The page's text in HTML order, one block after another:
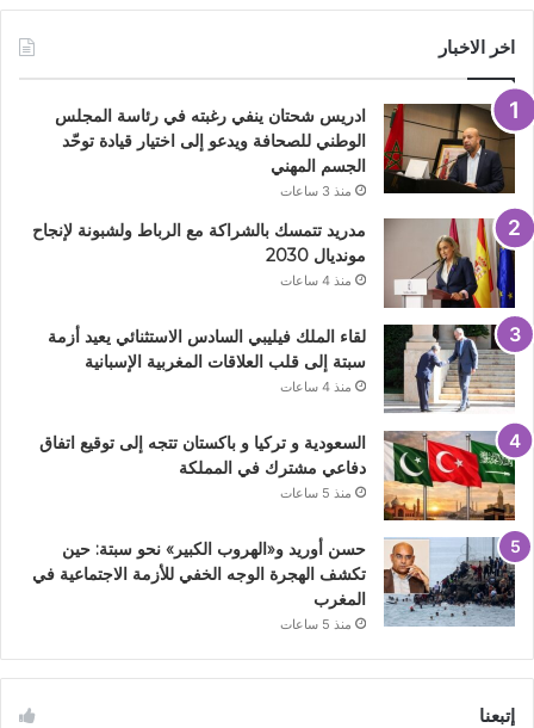
اخر الاخبار
ادريس شحتان ينفي رغبته في رئاسة المجلس
الوطني للصحافة ويدعو إلى اختيار قيادة توحّد
الجسم المهني
منذ 3 ساعات
مدريد تتمسك بالشراكة مع الرباط ولشبونة لإنجاح
مونديال 2030
منذ 4 ساعات
لقاء الملك فيليبي السادس الاستثنائي يعيد أزمة
سبتة إلى قلب العلاقات المغربية الإسبانية
منذ 4 ساعات
السعودية و تركيا و باكستان تتجه إلى توقيع اتفاق
دفاعي مشترك في المملكة
منذ 5 ساعات
حسن أوريد و«الهروب الكبير» نحو سبتة: حين
تكشف الهجرة الوجه الخفي للأزمة الاجتماعية في
المغرب
منذ 5 ساعات
إتبعنا